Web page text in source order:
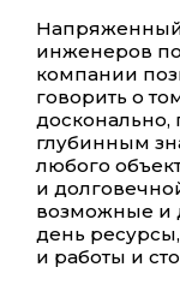
инженеров
компании
говорить о
досконально,
глубинным
любого
и
возможные и
день
и работы и